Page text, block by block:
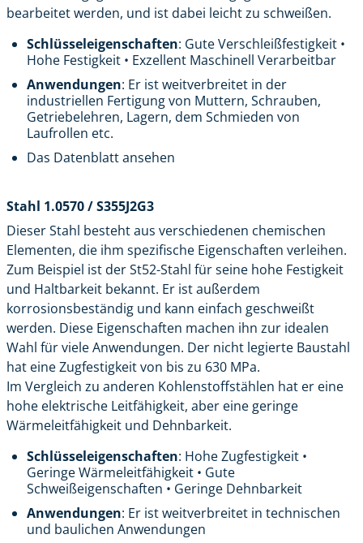
bearbeitet werden, und ist dabei leicht zu schweißen.
Schlüsseleigenschaften: Gute Verschleißfestigkeit •
Hohe Festigkeit • Exzellent Maschinell Verarbeitbar
Anwendungen: Er ist weitverbreitet in der
industriellen Fertigung von Muttern, Schrauben,
Getriebelehren, Lagern, dem Schmieden von
Laufrollen etc.
Das Datenblatt ansehen
Stahl 1.0570 / S355J2G3
Dieser Stahl besteht aus verschiedenen chemischen
Elementen, die ihm spezifische Eigenschaften verleihen.
Zum Beispiel ist der St52-Stahl für seine hohe Festigkeit
und Haltbarkeit bekannt. Er ist außerdem
korrosionsbeständig und kann einfach geschweißt
werden. Diese Eigenschaften machen ihn zur idealen
Wahl für viele Anwendungen. Der nicht legierte Baustahl
hat eine Zugfestigkeit von bis zu 630 MPa.
Im Vergleich zu anderen Kohlenstoffstählen hat er eine
hohe elektrische Leitfähigkeit, aber eine geringe
Wärmeleitfähigkeit und Dehnbarkeit.
Schlüsseleigenschaften: Hohe Zugfestigkeit •
Geringe Wärmeleitfähigkeit • Gute
Schweißeigenschaften • Geringe Dehnbarkeit
Anwendungen: Er ist weitverbreitet in technischen
und baulichen Anwendungen